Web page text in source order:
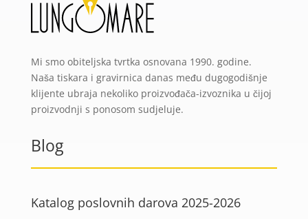
Mi smo obiteljska tvrtka osnovana 1990. godine.
Naša tiskara i gravirnica danas među dugogodišnje
klijente ubraja nekoliko proizvođača-izvoznika u čijoj
proizvodnji s ponosom sudjeluje.
Blog
Katalog poslovnih darova 2025-2026